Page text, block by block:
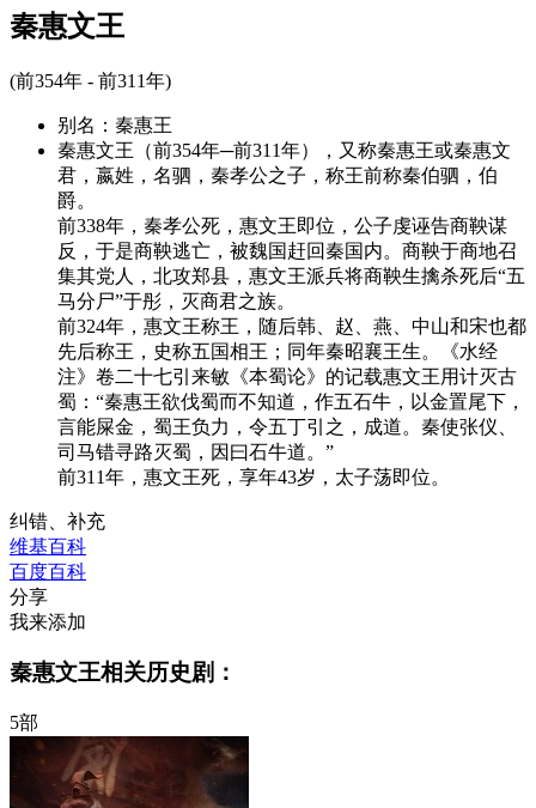
秦惠文王
(前354年 - 前311年)
别名： 秦惠王
秦惠文王（前354年─前311年），又称秦惠王或秦惠文
君，嬴姓，名驷，秦孝公之子，称王前称秦伯驷，伯
爵。
前338年，秦孝公死，惠文王即位，公子虔诬告商鞅谋
反，于是商鞅逃亡，被魏国赶回秦国内。商鞅于商地召
集其党人，北攻郑县，惠文王派兵将商鞅生擒杀死后“五
马分尸”于彤，灭商君之族。
前324年，惠文王称王，随后韩、赵、燕、中山和宋也都
先后称王，史称五国相王；同年秦昭襄王生。《水经
注》卷二十七引来敏《本蜀论》的记载惠文王用计灭古
蜀：“秦惠王欲伐蜀而不知道，作五石牛，以金置尾下，
言能屎金，蜀王负力，令五丁引之，成道。秦使张仪、
司马错寻路灭蜀，因曰石牛道。”
前311年，惠文王死，享年43岁，太子荡即位。
纠错、补充
维基百科
百度百科
分享
我来添加
秦惠文王相关历史剧：
5部